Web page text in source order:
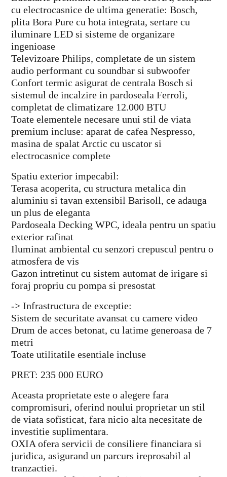
cu electrocasnice de ultima generatie: Bosch,
plita Bora Pure cu hota integrata, sertare cu
iluminare LED si sisteme de organizare
ingenioase
Televizoare Philips, completate de un sistem
audio performant cu soundbar si subwoofer
Confort termic asigurat de centrala Bosch si
sistemul de incalzire in pardoseala Ferroli,
completat de climatizare 12.000 BTU
Toate elementele necesare unui stil de viata
premium incluse: aparat de cafea Nespresso,
masina de spalat Arctic cu uscator si
electrocasnice complete
Spatiu exterior impecabil:
Terasa acoperita, cu structura metalica din
aluminiu si tavan extensibil Barisoll, ce adauga
un plus de eleganta
Pardoseala Decking WPC, ideala pentru un spatiu
exterior rafinat
Iluminat ambiental cu senzori crepuscul pentru o
atmosfera de vis
Gazon intretinut cu sistem automat de irigare si
foraj propriu cu pompa si presostat
-> Infrastructura de exceptie:
Sistem de securitate avansat cu camere video
Drum de acces betonat, cu latime generoasa de 7
metri
Toate utilitatile esentiale incluse
PRET: 235 000 EURO
Aceasta proprietate este o alegere fara
compromisuri, oferind noului proprietar un stil
de viata sofisticat, fara nicio alta necesitate de
investitie suplimentara.
OXIA ofera servicii de consiliere financiara si
juridica, asigurand un parcurs ireprosabil al
tranzactiei.